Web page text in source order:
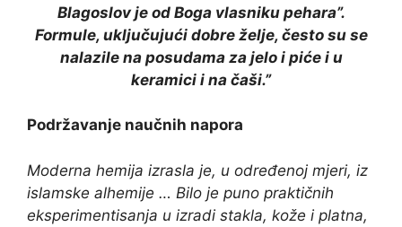
Blagoslov je od Boga vlasniku pehara”.
Formule, uključujući dobre želje, često su se
nalazile na posudama za jelo i piće i u
keramici i na čaši.”
Podržavanje naučnih napora
Moderna hemija izrasla je, u određenoj mjeri, iz
islamske alhemije … Bilo je puno praktičnih
eksperimentisanja u izradi stakla, kože i platna,